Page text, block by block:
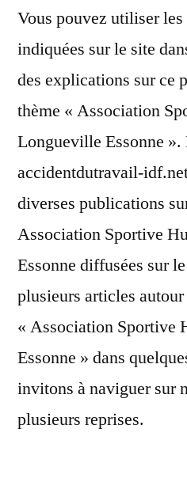
Vous pouvez utiliser les
indiquées sur le site
des explications sur ce
thème « Association
Longueville Essonne ».
accidentdutravail-
diverses publications
Association Sportive
Essonne diffusées sur
plusieurs articles
« Association Sportive
Essonne » dans
invitons à naviguer sur
plusieurs reprises.